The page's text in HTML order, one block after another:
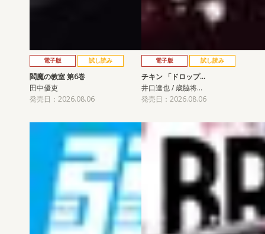
電子版 試し読み
閻魔の教室 第6巻
田中優吏
発売日：2026.08.06
電子版 試し読み
チキン 「ドロップ…
井口達也 / 歳脇将…
発売日：2026.08.06